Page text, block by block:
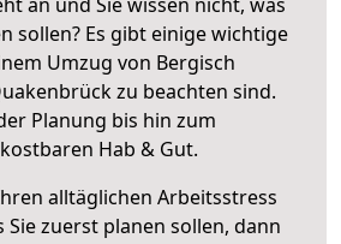
sollen? Es gibt einige wichtige
Umzug von Bergisch
zu beachten sind.
Planung bis hin zum
Hab & Gut.
alltäglichen Arbeitsstress
Sie zuerst planen sollen, dann